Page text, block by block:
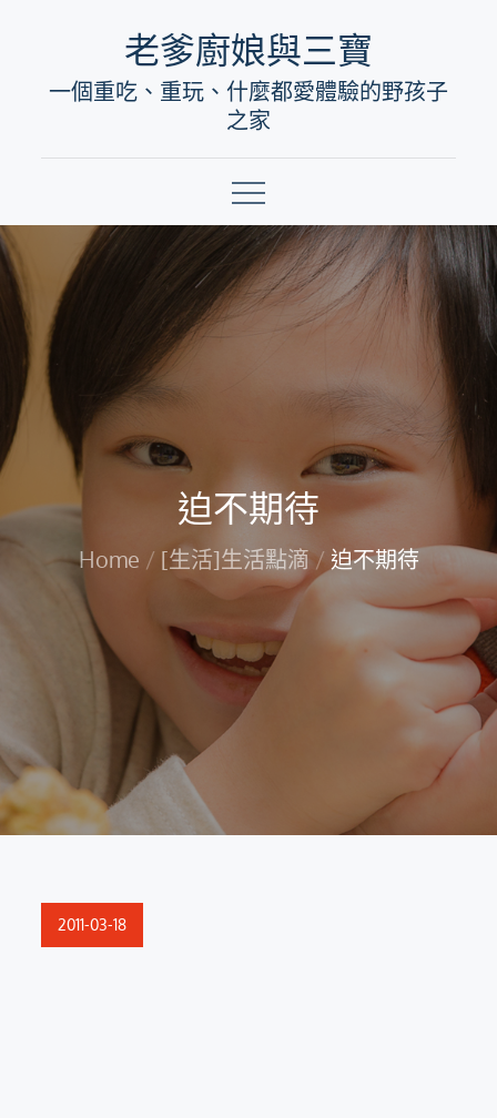
content
老爹廚娘與三寶
一個重吃、重玩、什麼都愛體驗的野孩子
之家
迫不期待
Home [生活]生活點滴 迫不期待
Posted
2011-03-18